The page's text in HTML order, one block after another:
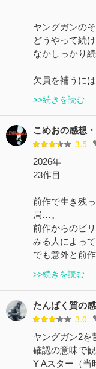
ヤングガンの
どうやって続
なかしっかり
欠員を補うに
>>続きを読む
こめおの感想
3.5
2026年
23作目
前作で生き残
局…。
前作からのビ
みる人によっ
でも意外と前
>>続きを読む
たんぱく質の
3.0
ヤングガン2を
確認の意味で観
Y Aスター（当